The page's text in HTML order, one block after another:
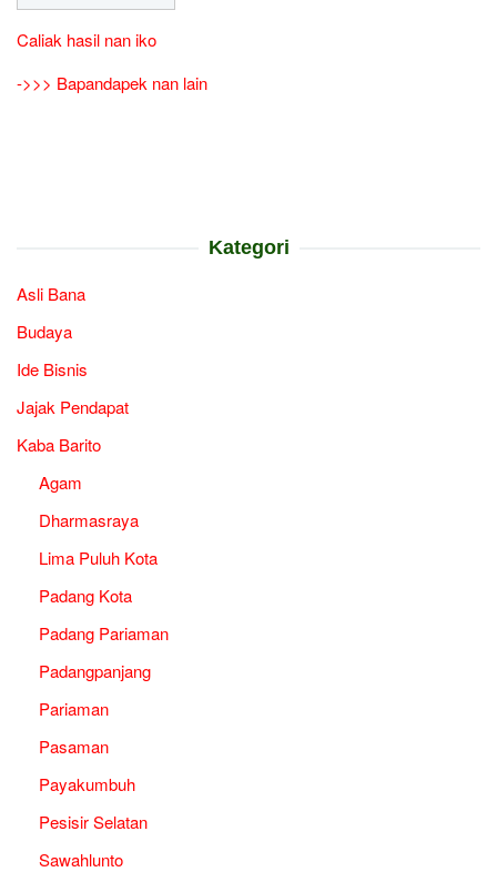
Caliak hasil nan iko
->>> Bapandapek nan lain
Kategori
Asli Bana
Budaya
Ide Bisnis
Jajak Pendapat
Kaba Barito
Agam
Dharmasraya
Lima Puluh Kota
Padang Kota
Padang Pariaman
Padangpanjang
Pariaman
Pasaman
Payakumbuh
Pesisir Selatan
Sawahlunto